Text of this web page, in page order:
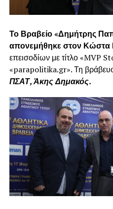
Το Βραβείο «Δημήτρης
απονεμήθηκε στον Κώστα
επεισοδίων με τίτλο «MVP
«parapolitika.gr». Τη
ΠΣΑΤ, Άκης Δημακός.